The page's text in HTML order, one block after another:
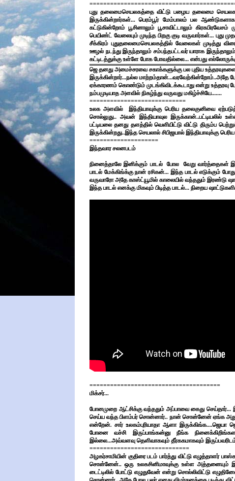
புது தலைமைசெயலகத்தை விட்டு பழைய தலைமை
இருக்கின்றார்கள்... பெரம்பூர் மேம்பாலம் பல ஆண்டுகளாக
கட்டுகின்றோம் பூசினாலும் பூசாவிட்டாலும்
பெயிண்ட் வேலையும் முடிந்த பிறகு குடி வருவார்கள்...
சீக்கிரம் புதுதலைமைசெயலகத்தில் வேலைகள் முடித்து
ஊழல் நடந்து இருந்தாலும் சம்பந்தபட்டவர் யாராக
கட்டிடத்துக்கு உள்ளே போக போவதில்லை... என்பது
ஜெ தனது அமைச்சரவை சகாக்களுக்கு பல புதிய
இருக்கின்றார்...நல்ல
ஏக்காரணம் கொண்டும் முடங்கிவிடக்கூடாது என்று உத்தரவு
நம்பமுடியாத அளவில் நிகழ்ந்து வருவது மகிழ்ச்சியே.......
============================
உலக அளவில் இந்தியாவுக்கு பெரிய தலைகுனிவை
சொல்லுது.. அவன் இந்தியாவுல இருக்கான்..பட்டியலில்
பட்டியலை தனது தளத்தில் வெளியிட்டு விட்டு திரும்ப
இருக்கின்றது..இந்த செயலால் சிபிஜயால் இந்தியாவுக்கு
====================
இந்தவார சலனபடம்
நினைத்தாலே இனிக்கும் பாடல் போல வேறு வார்த்தைகள்
பாடல் மேக்கிங்க்கு நான் ரசிகன்... இந்த பாடல் எடுக்கும் போது
வருவாரோ அதே காஸ்ட்யூமில் காலையில் வந்ததும் இரண்டு
இந்த பாடல் எனக்கு மிகவும் பிடித்த பாடல்... நிறைய
======================================
மிக்சர்...
போனமுறை ஆட்சிக்கு வந்ததும் அப்பாவை கைது
செய்ய வந்த பிளம்பர் சொன்னார்.. நான் சொன்னேன் ஏங்க அது
என்றேன். சார் உலகம்புரியாதா ஆளா இருக்கிங்க....ஜெயா
போனை வச்சி
இருப்பாங்கன்னு நீங்க
இல்லை...அவ்வளவு தெளிவாகவும் தீர்ககமாகவும்
=============================
அழகர்சாமியின் குதிரை படம் பார்த்து விட்டு எழுத்தாளர்
சொன்னேன்.. ஒரு உலகசினிமாவுக்கு உள்ள அத்தனையும்
டைட்டிலில் போட்டு எழுதுவேன் என்று சொல்லிவிட்டு